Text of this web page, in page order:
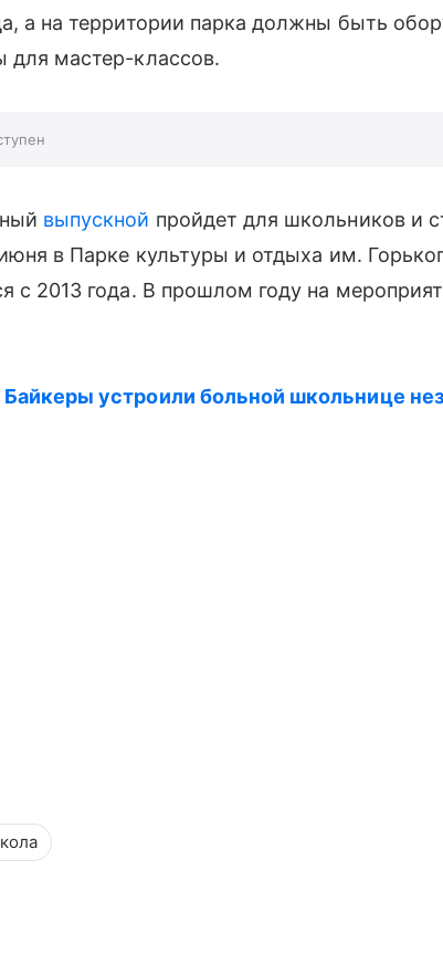
а на территории парка должны быть
для мастер-классов.
выпускной пройдет для школьников и
в Парке культуры и отдыха им.
с 2013 года. В прошлом году на
Байкеры устроили больной школьнице